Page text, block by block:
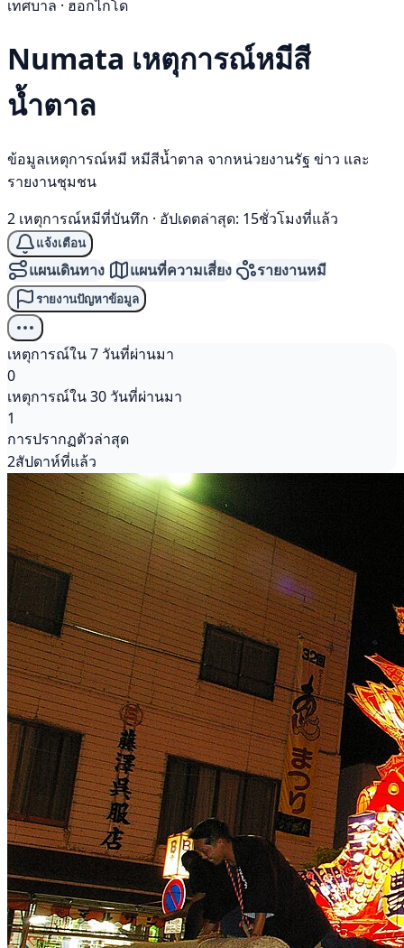
เทศบาล · ฮอกไกโด
Numata เหตุการณ์หมีสี
น้ำตาล
ข้อมูลเหตุการณ์หมี หมีสีน้ำตาล จากหน่วยงานรัฐ ข่าว และ
รายงานชุมชน
2 เหตุการณ์หมีที่บันทึก · อัปเดตล่าสุด: 15ชั่วโมงที่แล้ว
แจ้งเตือน
แผนเดินทาง แผนที่ความเสี่ยง รายงานหมี
รายงานปัญหาข้อมูล
เหตุการณ์ใน 7 วันที่ผ่านมา
0
เหตุการณ์ใน 30 วันที่ผ่านมา
1
การปรากฏตัวล่าสุด
2สัปดาห์ที่แล้ว